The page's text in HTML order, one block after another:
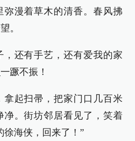
弥漫着草木的清香。春风拂
。
，还有手艺，还有爱我的家
蹶不振！
拿起扫帚，把家门口几百米
净。街坊邻居看见了，笑着
徐海侠，回来了！”